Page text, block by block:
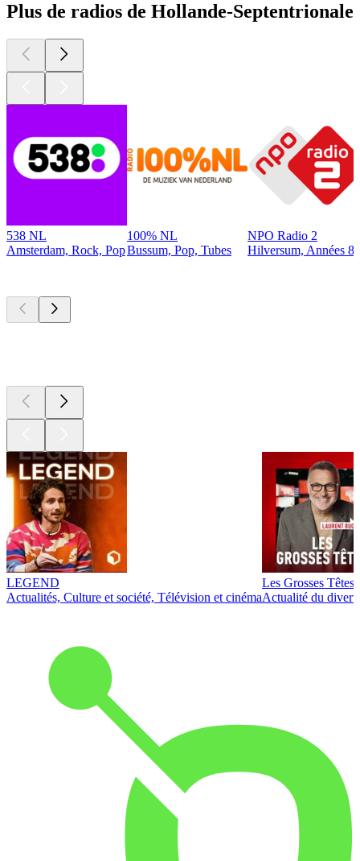
Plus de radios de Hollande-Septentrionale
538 NL
Amsterdam, Rock, Pop
100% NL
Bussum, Pop, Tubes
NPO Radio 2
Hilversum, Années
LEGEND
Actualités, Culture et société, Télévision et cinéma
Les Grosses Têtes
Actualité du